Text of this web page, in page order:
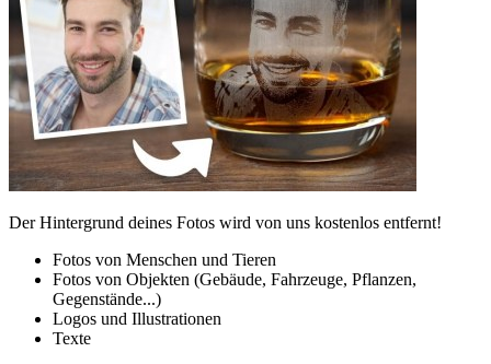
Der Hintergrund deines Fotos wird von uns kostenlos entfernt!
Fotos von Menschen und Tieren
Fotos von Objekten (Gebäude, Fahrzeuge, Pflanzen,
Gegenstände...)
Logos und Illustrationen
Texte